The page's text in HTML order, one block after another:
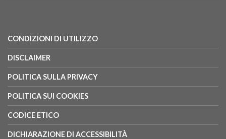
CONDIZIONI DI UTILIZZO
DISCLAIMER
POLITICA SULLA PRIVACY
POLITICA SUI COOKIES
CODICE ETICO
DICHIARAZIONE DI ACCESSIBILITÀ